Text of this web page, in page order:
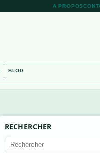
A PROPOS
BLOG
RECHERCHER